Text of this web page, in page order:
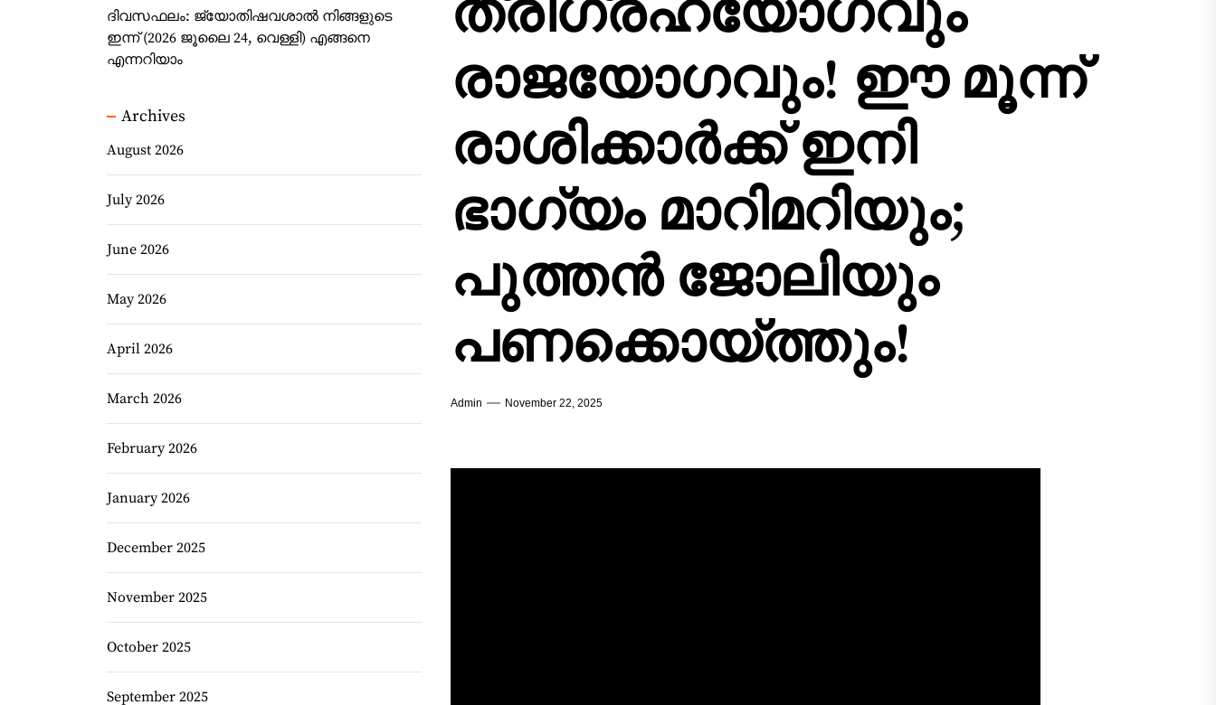
ത്രിഗ്രഹയോഗവും
രാജയോഗവും! ഈ മൂന്ന്
രാശിക്കാർക്ക് ഇനി
ഭാഗ്യം മാറിമറിയും;
പുത്തൻ ജോലിയും
പണക്കൊയ്ത്തും!
Admin November 22, 2025
ദിവസഫലം: ജ്യോതിഷവശാൽ നിങ്ങളുടെ
ഇന്ന്‌ (2026 ജൂലൈ 24, വെള്ളി) എങ്ങനെ
എന്നറിയാം
Archives
August 2026
July 2026
June 2026
May 2026
April 2026
March 2026
February 2026
January 2026
December 2025
November 2025
October 2025
September 2025